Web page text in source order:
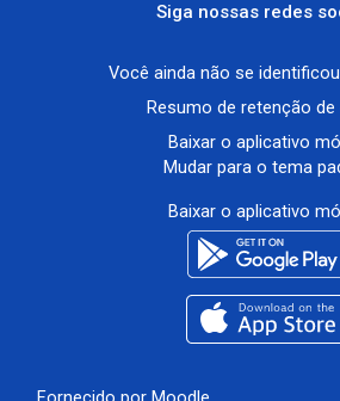
Siga nossas redes
Você ainda não se
Resumo de retenção de
Baixar o aplicativo
Mudar para o tema
Baixar o aplicativo